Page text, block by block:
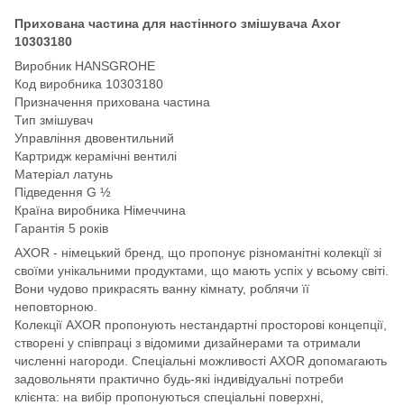
Прихована частина для настінного змішувача Axor
10303180
Виробник HANSGROHE
Код виробника 10303180
Призначення прихована частина
Тип змішувач
Управління двовентильний
Картридж керамічні вентилі
Матеріал латунь
Підведення G ½
Країна виробника Німеччина
Гарантія 5 років
AXOR - німецький бренд, що пропонує різноманітні колекції зі
своїми унікальними продуктами, що мають успіх у всьому світі.
Вони чудово прикрасять ванну кімнату, роблячи її
неповторною.
Колекції AXOR пропонують нестандартні просторові концепції,
створені у співпраці з відомими дизайнерами та отримали
численні нагороди. Спеціальні можливості AXOR допомагають
задовольняти практично будь-які індивідуальні потреби
клієнта: на вибір пропонуються спеціальні поверхні,